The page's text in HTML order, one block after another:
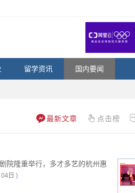
留学资讯 国内要闻
点击榜
最新文章
隆重举行，多才多艺的杭州惠
日 )